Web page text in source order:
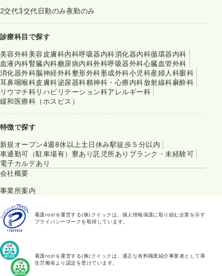
2交代3交代日勤のみ夜勤のみ
診療科目で探す
美容外科美容皮膚科内科呼吸器内科消化器内科循環器内科
血液内科腎臓内科糖尿病内科外科呼吸器外科心臓血管外科
消化器外科脳神経外科整形外科形成外科小児科産婦人科眼科
耳鼻咽喉科皮膚科泌尿器科精神科・心療内科放射線科麻酔科
リウマチ科リハビリテーション科アレルギー科
緩和医療科（ホスピス）
特徴で探す
新規オープン4週8休以上 土日休み駅徒歩５分以内
車通勤可（駐車場有） 寮あり託児所あり ブランク・未経験可
電子カルテあり
会社概要
事業所案内
看護roo!を運営する(株)クイックは、個人情報保護に取り組む企業を示す
プライバシーマークを取得しています。
看護roo!を運営する(株)クイックは、適正な有料職業紹介事業者として厚
生労働省より認定を受けています。